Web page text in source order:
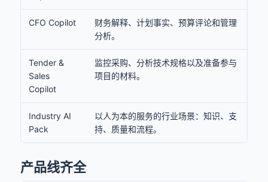
CFO Copilot
财务解释、计划事实、预算评论和管理
分析。
Tender &
Sales
Copilot
监控采购、分析技术规格以及准备参与
项目的材料。
Industry AI
Pack
以人为本的服务的行业场景：知识、支
持、质量和流程。
产品线齐全